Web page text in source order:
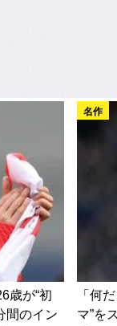
歳が“初
間のイン
名作
「何
マ”を